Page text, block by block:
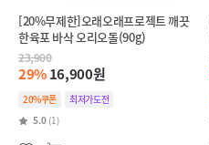
[20%무제한]오래오래프로젝트 깨끗
한육포 바삭 오리오돌(90g)
23,900
29%16,900원
20%쿠폰
최저가도전
5.0 (1)